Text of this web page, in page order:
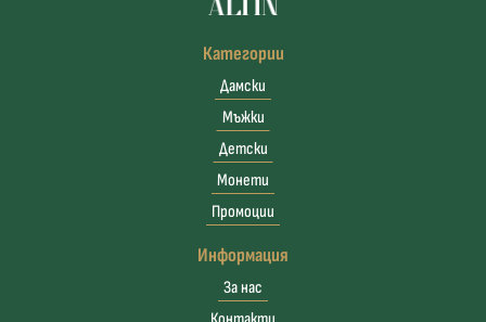
Категории
Дамски
Мъжки
Детски
Монети
Промоции
Информация
За нас